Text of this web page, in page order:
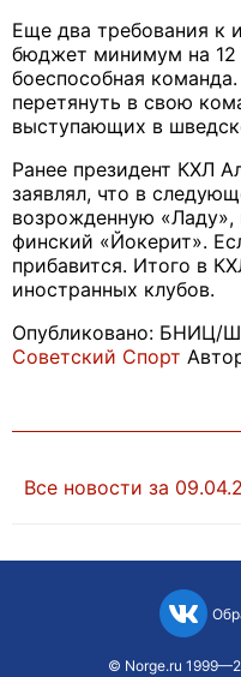
Еще два требования к
бюджет минимум на 12
боеспособная
перетянуть в свою
выступающих в
Ранее президент КХЛ
заявлял, что в
возрожденную
финский «Йокерит».
прибавится. Итого в
иностранных клубов.
Опубликовано: БНИЦ/
Советский Спорт
Все новости за
© Norge.ru